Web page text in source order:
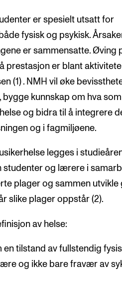
og kurs
læringsmiljø
utviklingsarbeid
er spesielt utsatt for
fysisk og psykisk.
er sammensatte. Øving
prestasjon er blant
(1) . NMH vil øke
kunnskap om hva som
og bidra til å integrere
og i fagmiljøene.
legges i
studenter og lærere i
plager og sammen utvikle
slike plager oppstår (2).
av helse:
en tilstand av fullstendig
og ikke bare fravær av